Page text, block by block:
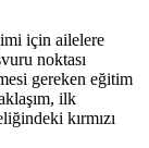
için ailelere
noktası
gereken eğitim
ilk
kırmızı